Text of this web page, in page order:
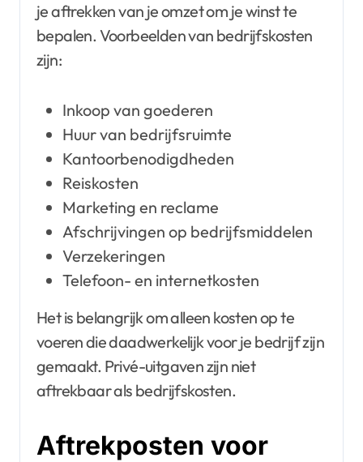
je aftrekken van je omzet om je winst te
bepalen. Voorbeelden van bedrijfskosten
zijn:
Inkoop van goederen
Huur van bedrijfsruimte
Kantoorbenodigdheden
Reiskosten
Marketing en reclame
Afschrijvingen op bedrijfsmiddelen
Verzekeringen
Telefoon- en internetkosten
Het is belangrijk om alleen kosten op te
voeren die daadwerkelijk voor je bedrijf zijn
gemaakt. Privé-uitgaven zijn niet
aftrekbaar als bedrijfskosten.
Aftrekposten voor